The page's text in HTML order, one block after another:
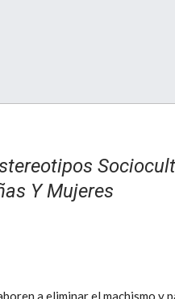
Y Mujeres
a eliminar el machismo y